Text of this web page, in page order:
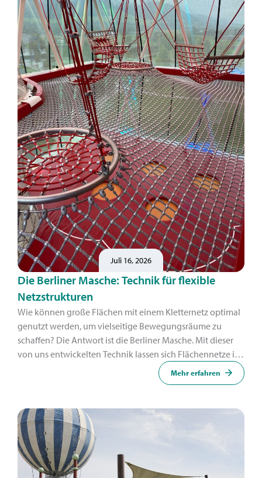
Juli 16, 2026
Die Berliner Masche: Technik für flexible
Netzstrukturen
Wie können große Flächen mit einem Kletternetz optimal
genutzt werden, um vielseitige Bewegungsräume zu
schaffen? Die Antwort ist die Berliner Masche. Mit dieser
von uns entwickelten Technik lassen sich Flächennetze in
Mehr erfahren